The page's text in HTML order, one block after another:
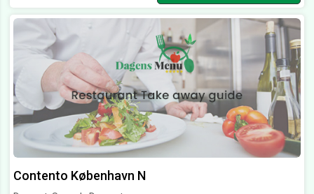
Contento København N